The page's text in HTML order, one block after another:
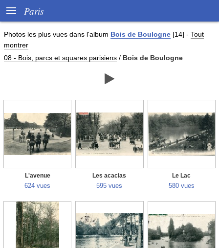
 Paris
Photos les plus vues dans l'album Bois de Boulogne [14] - Tout
montrer
08 - Bois, parcs et squares parisiens / Bois de Boulogne

L'avenue
624 vues
Les acacias
595 vues
Le Lac
580 vues